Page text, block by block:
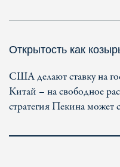
Открытость как
США делают ставку на
Китай – на свободное
стратегия Пекина может